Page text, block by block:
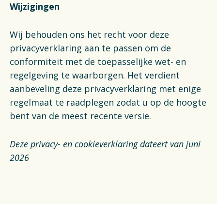
Wijzigingen
Wij behouden ons het recht voor deze
privacyverklaring aan te passen om de
conformiteit met de toepasselijke wet- en
regelgeving te waarborgen. Het verdient
aanbeveling deze privacyverklaring met enige
regelmaat te raadplegen zodat u op de hoogte
bent van de meest recente versie.
Deze privacy- en cookieverklaring dateert van juni
2026